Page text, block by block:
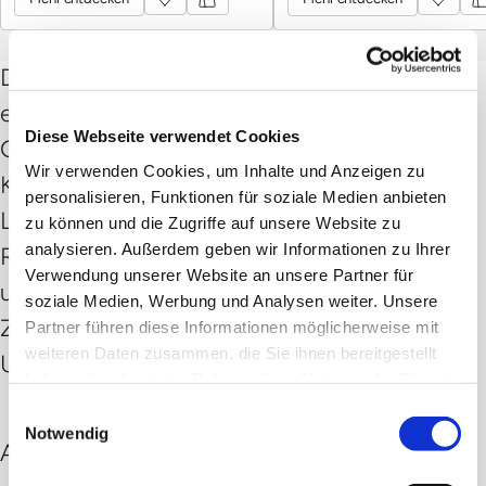
Diese Webseite verwendet Cookies
Wir verwenden Cookies, um Inhalte und Anzeigen zu
personalisieren, Funktionen für soziale Medien anbieten
zu können und die Zugriffe auf unsere Website zu
analysieren. Außerdem geben wir Informationen zu Ihrer
Verwendung unserer Website an unsere Partner für
soziale Medien, Werbung und Analysen weiter. Unsere
Partner führen diese Informationen möglicherweise mit
weiteren Daten zusammen, die Sie ihnen bereitgestellt
Notwendig
Konsistenz.
Die grüne, luftgetrocknete Tonerde,
entstanden durch die Erosion von
Granitfelsen, zeichnet sich durch ihre feine
Konsistenz aus, die durch einen speziellen
Luftstrahl-Extraktionsprozess erreicht wird.
Reich an wertvollen Mineralien wie Silizium
und Kalzium, entfernt sie sanft abgestorbene
Zellen, nährt neue Zellen, absorbiert Talg und
Unreinheiten.
Anwendungsempfehlung: